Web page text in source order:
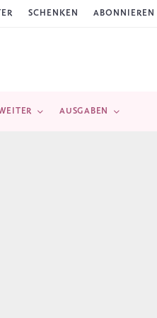
SCHENKEN ABONNIEREN
AUSGABEN